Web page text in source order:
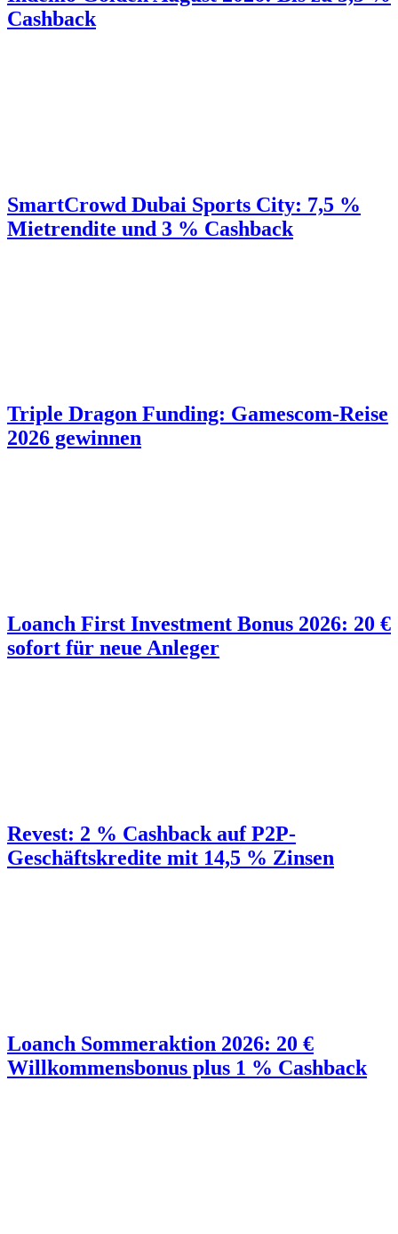
Cashback
SmartCrowd Dubai Sports City: 7,5 %
Mietrendite und 3 % Cashback
Triple Dragon Funding: Gamescom-Reise
2026 gewinnen
Loanch First Investment Bonus 2026: 20 €
sofort für neue Anleger
Revest: 2 % Cashback auf P2P-
Geschäftskredite mit 14,5 % Zinsen
Loanch Sommeraktion 2026: 20 €
Willkommensbonus plus 1 % Cashback